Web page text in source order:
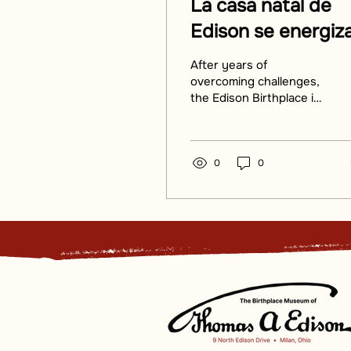
La casa natal de
Edison se
con energía solar,
cumpliendo la
del inventor
After years of
overcoming challenges,
the Edison Birthplace in
0 0